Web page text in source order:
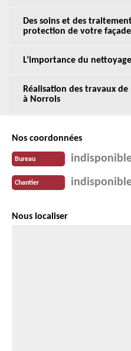
Des soins et des
protection de votre façade
L’importance du
Réalisation des travaux
à Norrois
Nos coordonnées
Bureau
Chantier
Nous localiser